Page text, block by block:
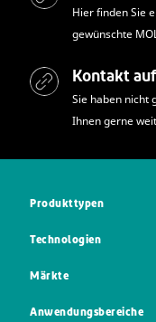
Hier finden Sie
gewünschte
Kontakt
Sie haben nicht
Ihnen gerne
Produkttypen
Technologien
Märkte
Anwendungsbereiche